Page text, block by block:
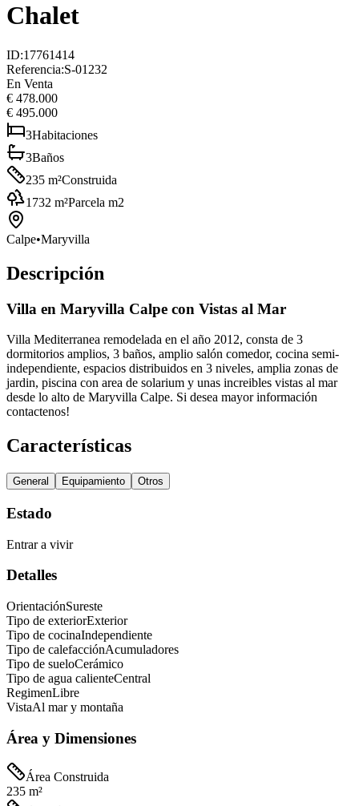
Chalet
ID:17761414
Referencia:S-01232
En Venta
€ 478.000
€ 495.000
3Habitaciones
3Baños
235 m²Construida
1732 m²Parcela m2
Calpe•Maryvilla
Descripción
Villa en Maryvilla Calpe con Vistas al Mar
Villa Mediterranea remodelada en el año 2012, consta de 3
dormitorios amplios, 3 baños, amplio salón comedor, cocina semi-
independiente, espacios distribuidos en 3 niveles, amplia zonas de
jardin, piscina con area de solarium y unas increibles vistas al mar
desde lo alto de Maryvilla Calpe. Si desea mayor información
contactenos!
Características
General Equipamiento Otros
Estado
Entrar a vivir
Detalles
OrientaciónSureste
Tipo de exteriorExterior
Tipo de cocinaIndependiente
Tipo de calefacciónAcumuladores
Tipo de sueloCerámico
Tipo de agua calienteCentral
RegimenLibre
VistaAl mar y montaña
Área y Dimensiones
Área Construida
235 m²